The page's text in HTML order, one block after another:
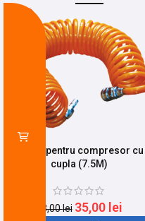
Furtun pentru compresor cu
cupla (7.5M)
43,00lei 35,00 lei